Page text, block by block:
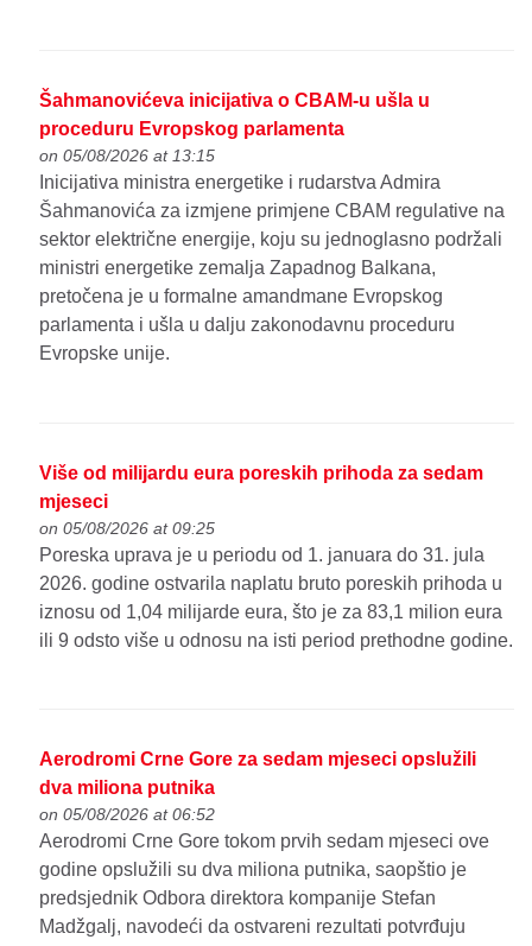
Šahmanovićeva inicijativa o CBAM-u ušla u
proceduru Evropskog parlamenta
on 05/08/2026 at 13:15
Inicijativa ministra energetike i rudarstva Admira
Šahmanovića za izmjene primjene CBAM regulative na
sektor električne energije, koju su jednoglasno podržali
ministri energetike zemalja Zapadnog Balkana,
pretočena je u formalne amandmane Evropskog
parlamenta i ušla u dalju zakonodavnu proceduru
Evropske unije.
Više od milijardu eura poreskih prihoda za sedam
mjeseci
on 05/08/2026 at 09:25
Poreska uprava je u periodu od 1. januara do 31. jula
2026. godine ostvarila naplatu bruto poreskih prihoda u
iznosu od 1,04 milijarde eura, što je za 83,1 milion eura
ili 9 odsto više u odnosu na isti period prethodne godine.
Aerodromi Crne Gore za sedam mjeseci opslužili
dva miliona putnika
on 05/08/2026 at 06:52
Aerodromi Crne Gore tokom prvih sedam mjeseci ove
godine opslužili su dva miliona putnika, saopštio je
predsjednik Odbora direktora kompanije Stefan
Madžgalj, navodeći da ostvareni rezultati potvrđuju